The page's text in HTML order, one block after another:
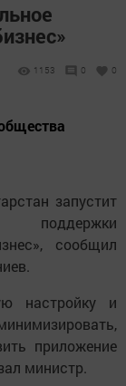
1153 0 0
запустит
поддержки
сообщил
настройку и
приложение
министр.